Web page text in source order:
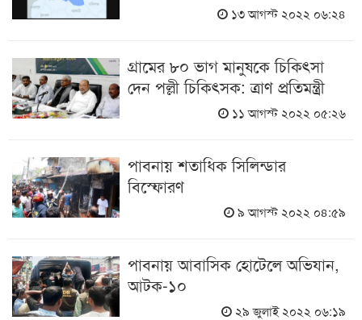
১৩ আগস্ট ২০২২ ০৬:২৪
গ্রামের ৮০ ভাগ মানুষকে চিকিৎসা
দেন পল্লী চিকিৎসক: ত্রাণ প্রতিমন্ত্রী
১১ আগস্ট ২০২২ ০৫:২৬
পাবনায় শতাধিক সিলিন্ডার
বিস্ফোরণ
৯ আগস্ট ২০২২ ০৪:৫৯
পাবনায় আবাসিক হোটেলে অভিযান,
আটক-১০
২৯ জুলাই ২০২২ ০৬:১৯